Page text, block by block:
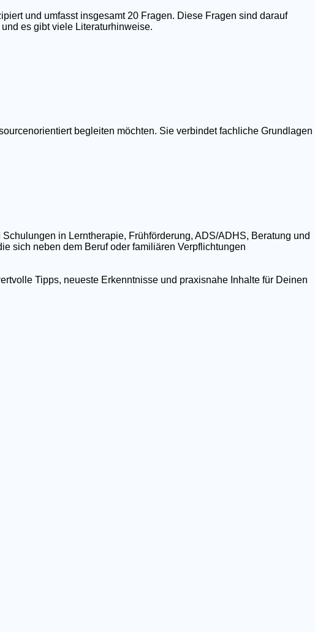
und umfasst insgesamt 20 Fragen. Diese Fragen sind darauf
es gibt viele Literaturhinweise.
begleiten möchten. Sie verbindet fachliche Grundlagen
in Lerntherapie, Frühförderung, ADS/ADHS, Beratung und
sich neben dem Beruf oder familiären Verpflichtungen
Tipps, neueste Erkenntnisse und praxisnahe Inhalte für Deinen